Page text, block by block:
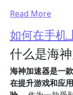
Read More
如何在手机
什么是海
海神加速器是一
在提升游戏和应